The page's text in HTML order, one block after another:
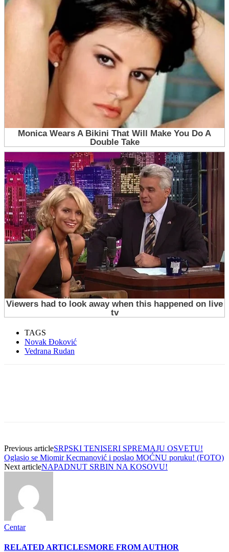
TAGS
Novak Đoković
Vedrana Rudan
Previous articleSRPSKI TENISERI SPREMAJU OSVETU!
Oglasio se Miomir Kecmanović i poslao MOĆNU poruku! (FOTO)
Next articleNAPADNUT SRBIN NA KOSOVU!
Centar
RELATED ARTICLESMORE FROM AUTHOR